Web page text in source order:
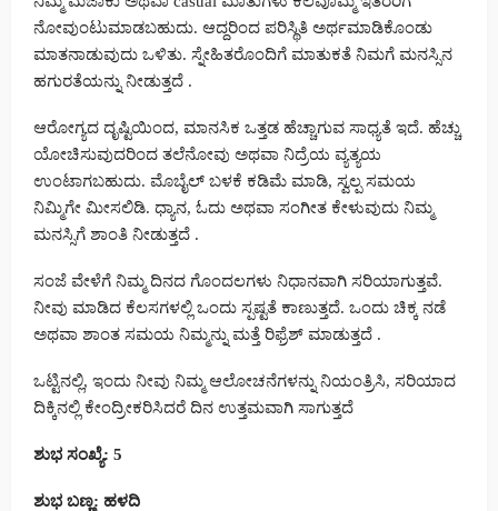
ನೋವುಂಟುಮಾಡಬಹುದು. ಆದ್ದರಿಂದ ಪರಿಸ್ಥಿತಿ ಅರ್ಥಮಾಡಿಕೊಂಡು
ಮಾತನಾಡುವುದು ಒಳಿತು. ಸ್ನೇಹಿತರೊಂದಿಗೆ ಮಾತುಕತೆ ನಿಮಗೆ ಮನಸ್ಸಿನ
ಹಗುರತೆಯನ್ನು ನೀಡುತ್ತದೆ .
ಆರೋಗ್ಯದ ದೃಷ್ಟಿಯಿಂದ, ಮಾನಸಿಕ ಒತ್ತಡ ಹೆಚ್ಚಾಗುವ ಸಾಧ್ಯತೆ ಇದೆ. ಹೆಚ್ಚು
ಯೋಚಿಸುವುದರಿಂದ ತಲೆನೋವು ಅಥವಾ ನಿದ್ರೆಯ ವ್ಯತ್ಯಯ
ಉಂಟಾಗಬಹುದು. ಮೊಬೈಲ್ ಬಳಕೆ ಕಡಿಮೆ ಮಾಡಿ, ಸ್ವಲ್ಪ ಸಮಯ
ನಿಮ್ಮಿಗೇ ಮೀಸಲಿಡಿ. ಧ್ಯಾನ, ಓದು ಅಥವಾ ಸಂಗೀತ ಕೇಳುವುದು ನಿಮ್ಮ
ಮನಸ್ಸಿಗೆ ಶಾಂತಿ ನೀಡುತ್ತದೆ .
ಸಂಜೆ ವೇಳೆಗೆ ನಿಮ್ಮ ದಿನದ ಗೊಂದಲಗಳು ನಿಧಾನವಾಗಿ ಸರಿಯಾಗುತ್ತವೆ.
ನೀವು ಮಾಡಿದ ಕೆಲಸಗಳಲ್ಲಿ ಒಂದು ಸ್ಪಷ್ಟತೆ ಕಾಣುತ್ತದೆ. ಒಂದು ಚಿಕ್ಕ ನಡೆ
ಅಥವಾ ಶಾಂತ ಸಮಯ ನಿಮ್ಮನ್ನು ಮತ್ತೆ ರಿಫ್ರೆಶ್ ಮಾಡುತ್ತದೆ .
ಒಟ್ಟಿನಲ್ಲಿ, ಇಂದು ನೀವು ನಿಮ್ಮ ಆಲೋಚನೆಗಳನ್ನು ನಿಯಂತ್ರಿಸಿ, ಸರಿಯಾದ
ದಿಕ್ಕಿನಲ್ಲಿ ಕೇಂದ್ರೀಕರಿಸಿದರೆ ದಿನ ಉತ್ತಮವಾಗಿ ಸಾಗುತ್ತದೆ
ಶುಭ ಸಂಖ್ಯೆ: 5
ಶುಭ ಬಣ್ಣ: ಹಳದಿ